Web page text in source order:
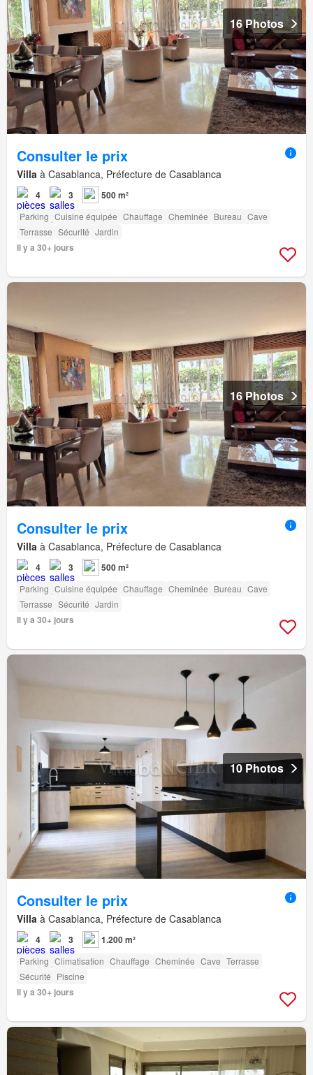
16 Photos
Consulter le prix
Villa à Casablanca, Préfecture de Casablanca
4 3 500 m²
Parking Cuisine équipée Chauffage Cheminée Bureau Cave
Terrasse Sécurité Jardin
Il y a 30+ jours
16 Photos
Consulter le prix
Villa à Casablanca, Préfecture de Casablanca
4 3 500 m²
Parking Cuisine équipée Chauffage Cheminée Bureau Cave
Terrasse Sécurité Jardin
Il y a 30+ jours
10 Photos
Consulter le prix
Villa à Casablanca, Préfecture de Casablanca
4 3 1.200 m²
Parking Climatisation Chauffage Cheminée Cave Terrasse
Sécurité Piscine
Il y a 30+ jours